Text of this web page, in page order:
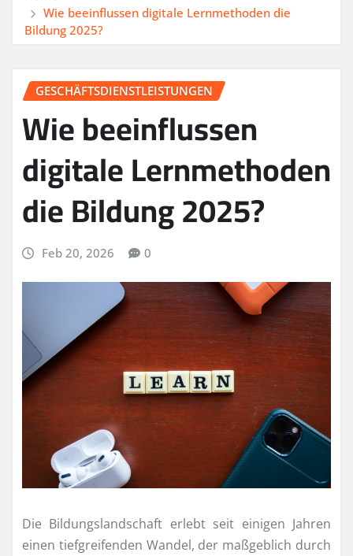
Wie beeinflussen digitale Lernmethoden die
Bildung 2025?
GESCHÄFTSDIENSTLEISTUNGEN
Wie beeinflussen
digitale Lernmethoden
die Bildung 2025?
Feb 20, 2026 0
Die Bildungslandschaft erlebt seit einigen Jahren
einen tiefgreifenden Wandel, der maßgeblich durch